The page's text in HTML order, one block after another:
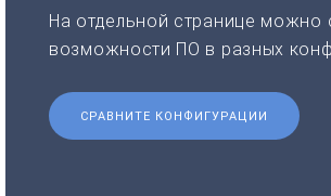
На отдельной странице можно
возможности ПО в разных
СРАВНИТЕ КОНФИГУРАЦИИ